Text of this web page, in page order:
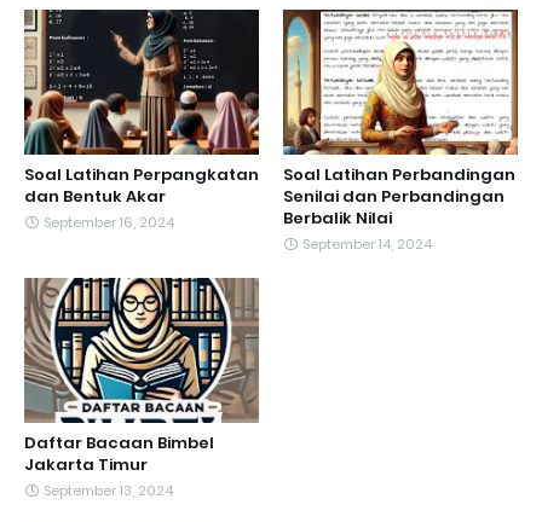
Soal Latihan Perpangkatan
dan Bentuk Akar
September 16, 2024
Soal Latihan Perbandingan
Senilai dan Perbandingan
Berbalik Nilai
September 14, 2024
Daftar Bacaan Bimbel
Jakarta Timur
September 13, 2024